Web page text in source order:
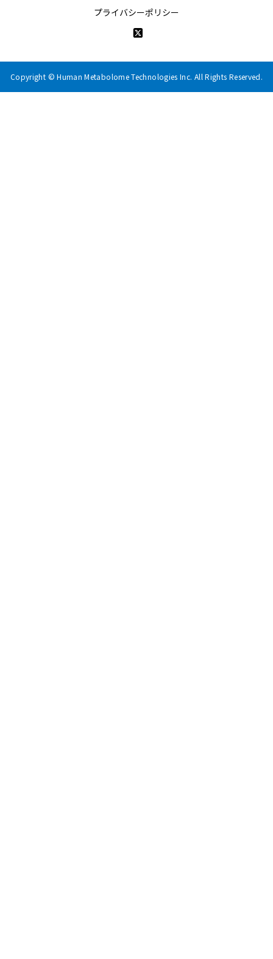
プライバシーポリシー
Copyright © Human Metabolome Technologies Inc. All Rights Reserved.